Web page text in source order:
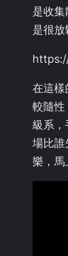
是收
是很放
在這
較隨性
級系，
場比誰
樂，馬